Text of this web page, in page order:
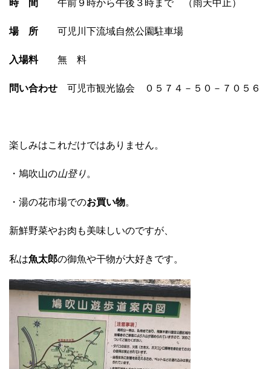
時 間 午前９時から午後３時まで （雨天中止）
場 所 可児川下流域自然公園駐車場
入場料無 料
問い合わせ 可児市観光協会 ０５７４－５０－７０５６
楽しみはこれだけではありません。
・鳩吹山の山登り。
・湯の花市場でのお買い物。
新鮮野菜やお肉も美味しいのですが、
私は魚太郎の御魚や干物が大好きです。